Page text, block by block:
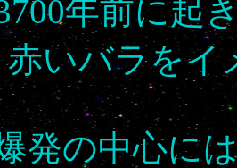
年前に起
いバラをイ
発の中心に